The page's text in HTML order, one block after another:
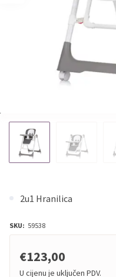
2u1 Hranilica
SKU: 59538
€123,00
U cijenu je uključen PDV.